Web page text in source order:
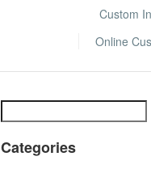
Custom
Online
Categories